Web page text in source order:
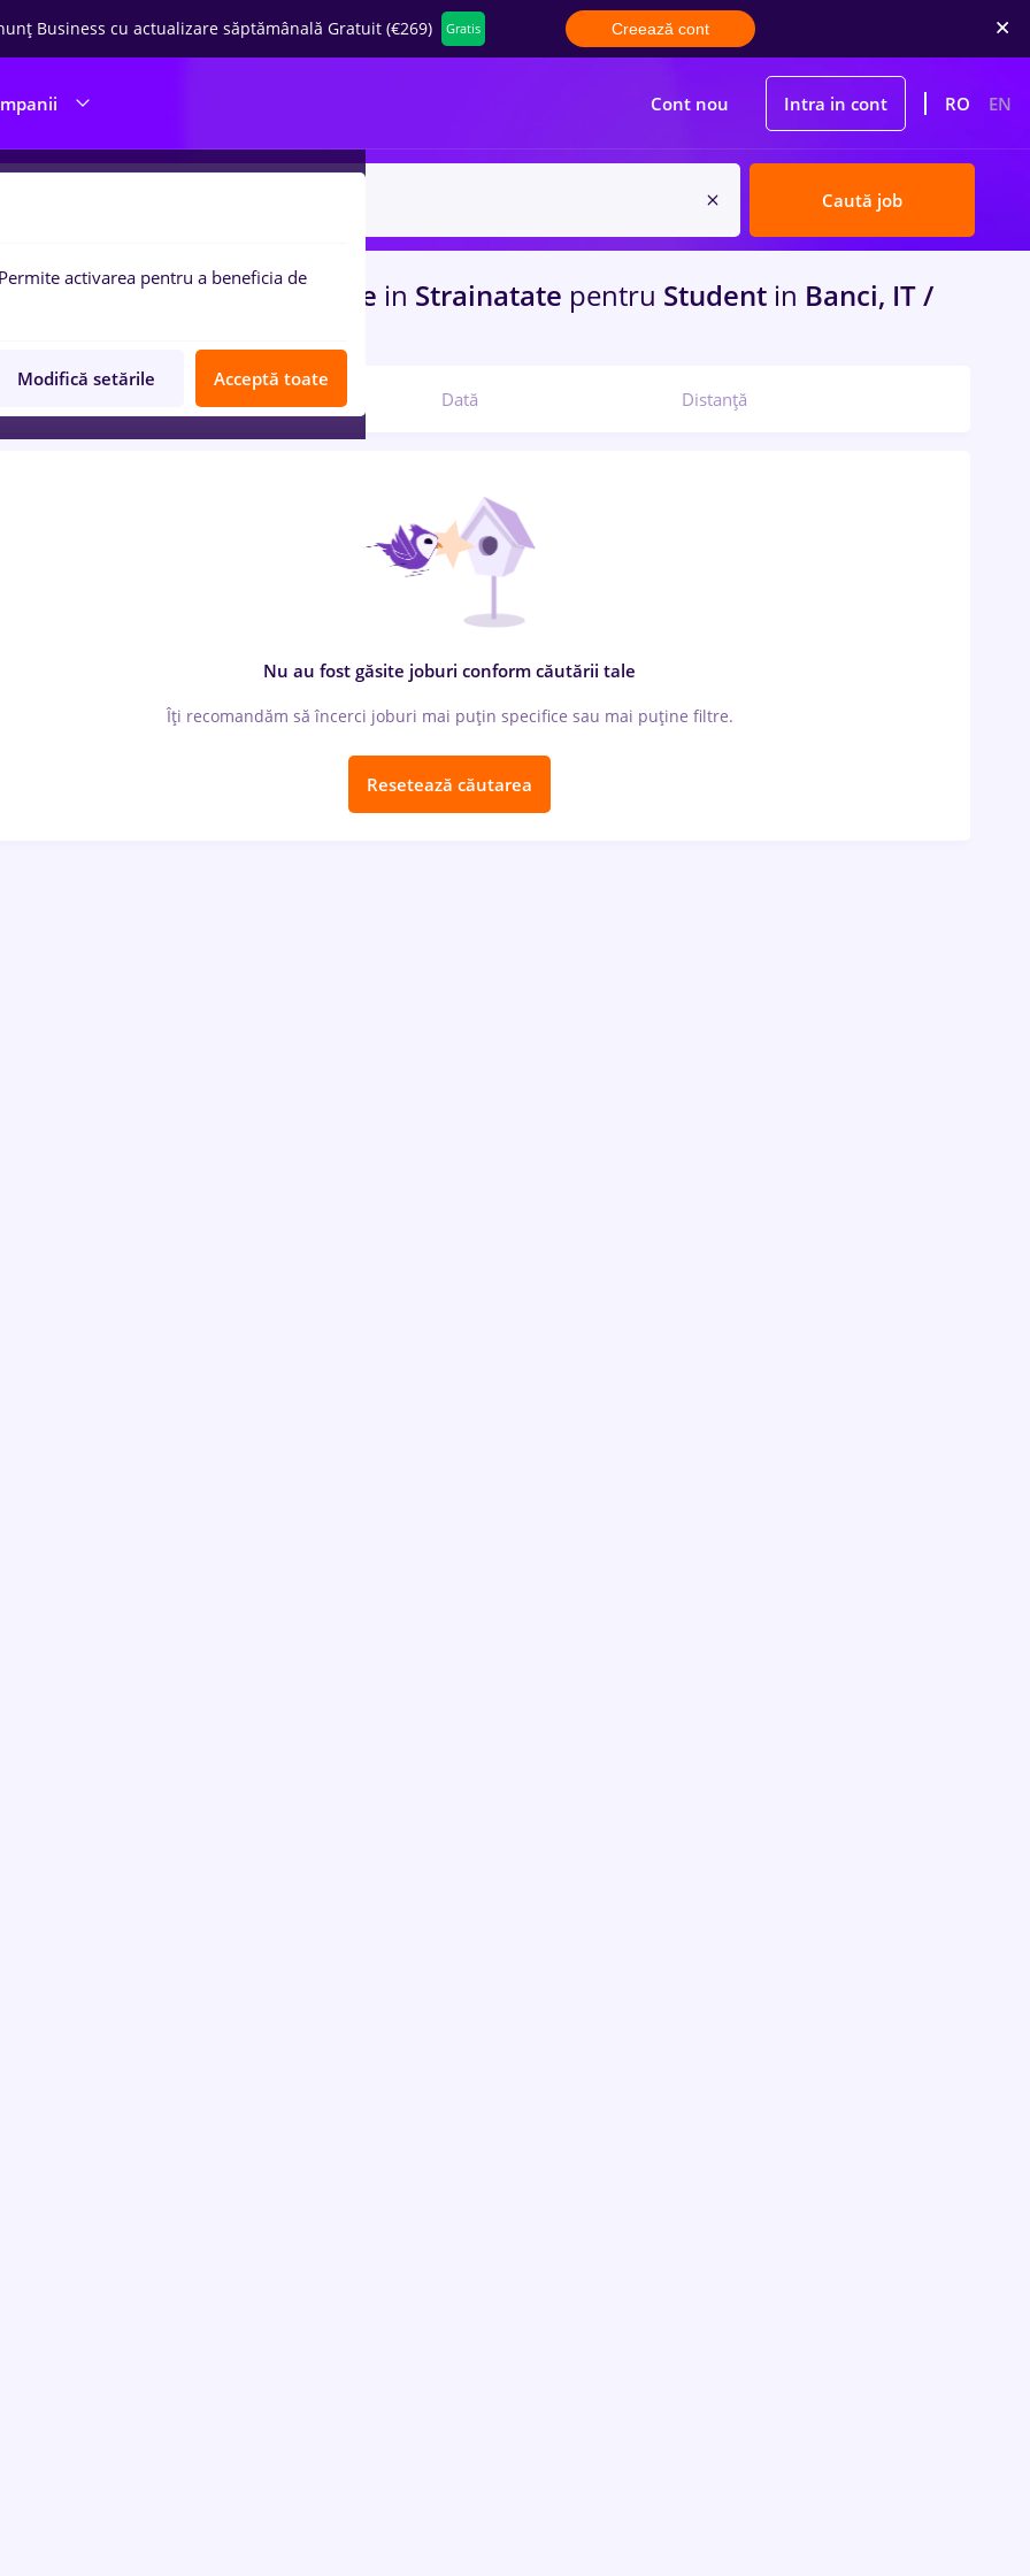
Business cu actualizare săptămânală Gratuit (€269) Gratis Creează cont
Cont nou Intra in cont RO EN
Caută job
de muncaarobs, Part time in Strainatate pentru Student in Banci, IT /
Relevanță Dată Distanță
Nu au fost găsite joburi conform căutării tale
Îți recomandăm să încerci joburi mai puțin specifice sau mai puține filtre.
Resetează căutarea
Permite activarea pentru a beneficia de
Modifică setările Acceptă toate